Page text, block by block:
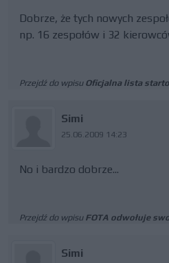
Dobrze, że tych nowych
np. 16 zespołów i 32
Przejdź do wpisu Oficjalna lista
Simi
25.06.2009 14:23
No i bardzo dobrze...
Przejdź do wpisu FOTA odwołuje
Simi